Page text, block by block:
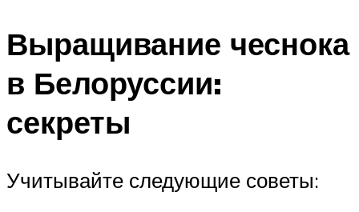
Выращивание чеснока
в Белоруссии:
секреты
Учитывайте следующие советы: